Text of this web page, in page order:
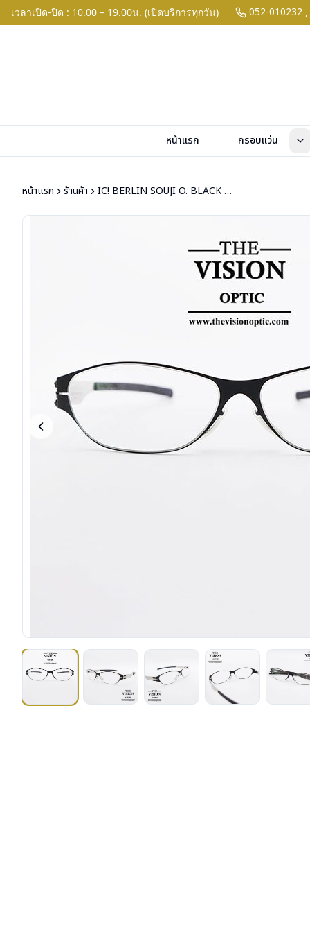
เวลาเปิด-ปิด : 10.00 – 19.00น. (เปิดบริการทุกวัน) 052-010232 ,
หน้าแรก กรอบแว่น
หน้าแรก ร้านค้า IC! BERLIN SOUJI O. BLACK PEARL